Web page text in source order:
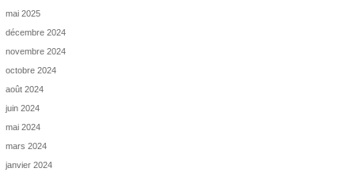
mai 2025
décembre 2024
novembre 2024
octobre 2024
août 2024
juin 2024
mai 2024
mars 2024
janvier 2024